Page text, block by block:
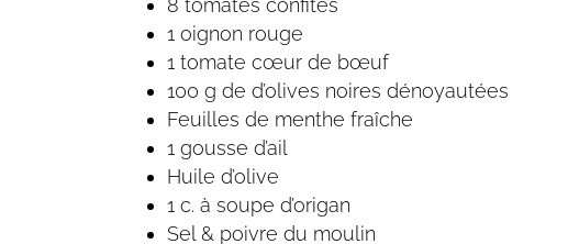
8 tomates confites
1 oignon rouge
1 tomate cœur de bœuf
100 g de d’olives noires dénoyautées
Feuilles de menthe fraîche
1 gousse d’ail
Huile d’olive
1 c. à soupe d’origan
Sel & poivre du moulin